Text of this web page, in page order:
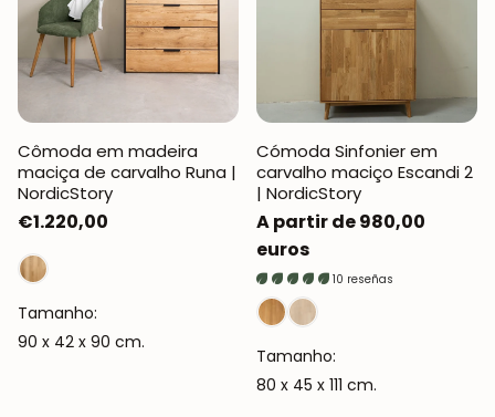
Cômoda em madeira
maciça de carvalho Runa |
NordicStory
Preço
normal
€1.220,00
Tamanho:
90 x 42 x 90 cm.
Cómoda Sinfonier em
carvalho maciço Escandi 2
| NordicStory
Preço
normal
A partir de 980,00
euros
10 reseñas
Tamanho:
80 x 45 x 111 cm.